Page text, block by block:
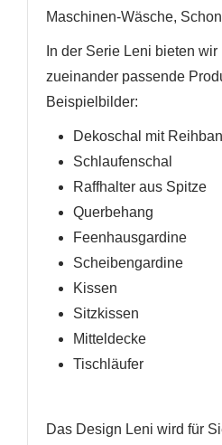
Maschinen-Wäsche,
In der Serie Leni bieten
zueinander passende
Beispielbilder:
Dekoschal mit
Schlaufenschal
Raffhalter aus Spitze
Querbehang
Feenhausgardine
Scheibengardine
Kissen
Sitzkissen
Mitteldecke
Tischläufer
Das Design Leni wird für